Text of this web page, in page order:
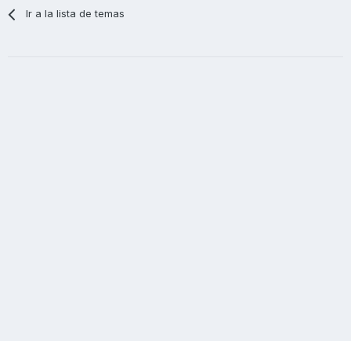
Ir a la lista de temas